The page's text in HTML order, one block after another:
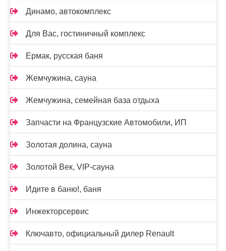
Динамо, автокомплекс
Для Вас, гостиничный комплекс
Ермак, русская баня
Жемчужина, сауна
Жемчужина, семейная база отдыха
Запчасти на Французские Автомобили, ИП
Золотая долина, сауна
Золотой Век, VIP-сауна
Идите в баню!, баня
Инжекторсервис
Ключавто, официальный дилер Renault